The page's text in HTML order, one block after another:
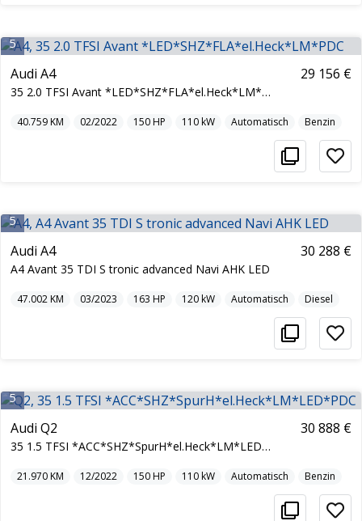
5
Audi A4
35 2.0 TFSI Avant *LED*SHZ*FLA*el.Heck*LM*PDC
29 156 €
40.759KM 02/2022 150HP 110kW Automatisch Benzin
5
Audi A4
A4 Avant 35 TDI S tronic advanced Navi AHK LED
30 288 €
47.002KM 03/2023 163 HP 120kW Automatisch Diesel
5
Audi Q2
35 1.5 TFSI *ACC*SHZ*SpurH*el.Heck*LM*LED*PDC
30 888 €
21.970KM 12/2022 150HP 110kW Automatisch Benzin